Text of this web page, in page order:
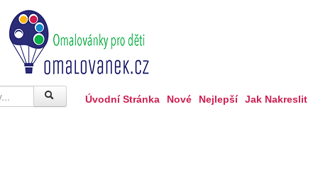
Úvodní Stránka Nové Nejlepší Jak Nakreslit